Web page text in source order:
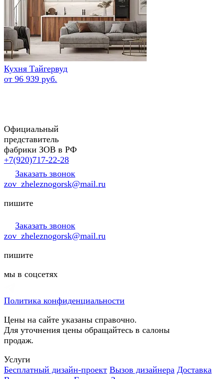
Кухня Тайгервуд
от 96 939 руб.
Официальный
представитель
фабрики ЗОВ в РФ
+7(920)717-22-28
Заказать звонок
zov_zheleznogorsk@mail.ru
пишите
Заказать звонок
zov_zheleznogorsk@mail.ru
пишите
мы в соцсетях
Политика конфиденциальности
Цены на сайте указаны справочно.
Для уточнения цены обращайтесь в салоны
продаж.
Услуги
Бесплатный дизайн-проект Вызов дизайнера Доставка